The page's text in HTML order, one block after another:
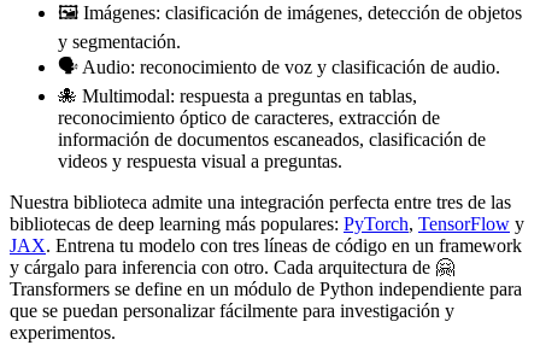
🖼️ Imágenes: clasificación de imágenes, detección de objetos
y segmentación.
🗣️ Audio: reconocimiento de voz y clasificación de audio.
🐙 Multimodal: respuesta a preguntas en tablas,
reconocimiento óptico de caracteres, extracción de
información de documentos escaneados, clasificación de
videos y respuesta visual a preguntas.
Nuestra biblioteca admite una integración perfecta entre tres de las
bibliotecas de deep learning más populares: PyTorch, TensorFlow y
JAX. Entrena tu modelo con tres líneas de código en un framework
y cárgalo para inferencia con otro. Cada arquitectura de 🤗
Transformers se define en un módulo de Python independiente para
que se puedan personalizar fácilmente para investigación y
experimentos.